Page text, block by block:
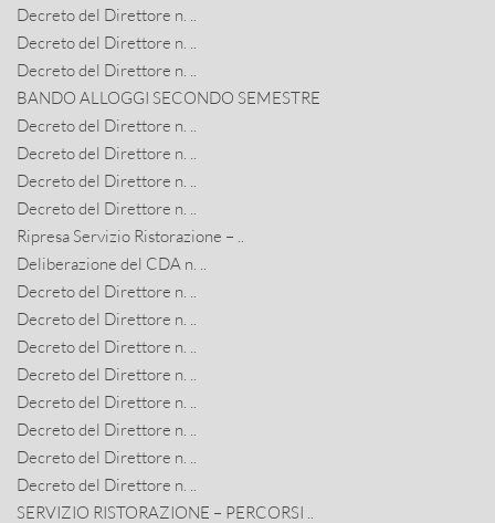
Decreto del Direttore n. ..
Decreto del Direttore n. ..
Decreto del Direttore n. ..
BANDO ALLOGGI SECONDO SEMESTRE
Decreto del Direttore n. ..
Decreto del Direttore n. ..
Decreto del Direttore n. ..
Decreto del Direttore n. ..
Ripresa Servizio Ristorazione – ..
Deliberazione del CDA n. ..
Decreto del Direttore n. ..
Decreto del Direttore n. ..
Decreto del Direttore n. ..
Decreto del Direttore n. ..
Decreto del Direttore n. ..
Decreto del Direttore n. ..
Decreto del Direttore n. ..
Decreto del Direttore n. ..
SERVIZIO RISTORAZIONE – PERCORSI ..